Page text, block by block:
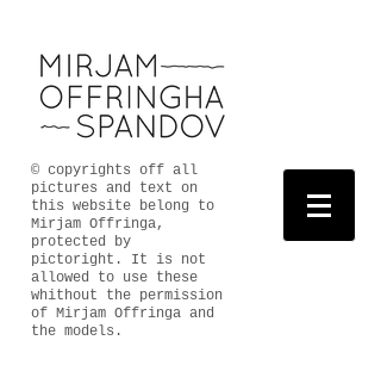
© copyrights off all
pictures and text on
this website belong to
Mirjam Offringa,
protected by
pictoright. It is not
allowed to use these
whithout the permission
of Mirjam Offringa and
the models.